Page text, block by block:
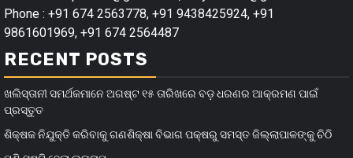
Phone : +91 674 2563778, +91 9438425924, +91
9861601969, +91 674 2564487
RECENT POSTS
ଖଲିସ୍ତାନୀ ସମର୍ଥକମାନେ ଅଗଷ୍ଟ ୧୫ ତାରିଖରେ ବଡ଼ ଧରଣର ଆକ୍ରମଣ ପାଇଁ
ପ୍ରସ୍ତୁତ
ଶିକ୍ଷକ ନିଯୁକ୍ତି କରିବାକୁ ଗଣଶିକ୍ଷା ବିଭାଗ ପକ୍ଷରୁ ସମସ୍ତ ଜିଲ୍ଲାପାଳଙ୍କୁ ଚିଠି